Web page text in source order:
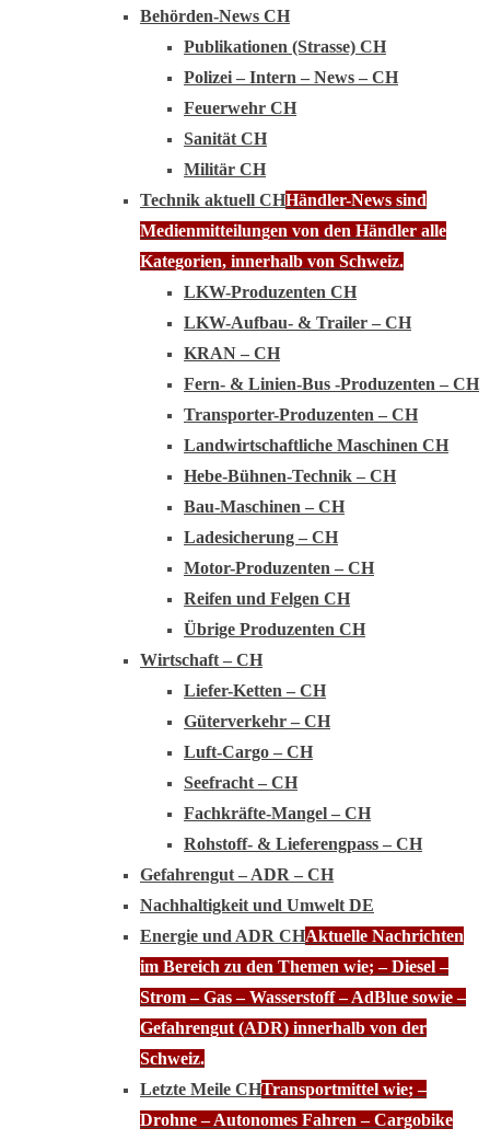
Behörden-News CH
Publikationen (Strasse) CH
Polizei – Intern – News – CH
Feuerwehr CH
Sanität CH
Militär CH
Technik aktuell CHHändler-News sind
Medienmitteilungen von den Händler alle
Kategorien, innerhalb von Schweiz.
LKW-Produzenten CH
LKW-Aufbau- & Trailer – CH
KRAN – CH
Fern- & Linien-Bus -Produzenten – CH
Transporter-Produzenten – CH
Landwirtschaftliche Maschinen CH
Hebe-Bühnen-Technik – CH
Bau-Maschinen – CH
Ladesicherung – CH
Motor-Produzenten – CH
Reifen und Felgen CH
Übrige Produzenten CH
Wirtschaft – CH
Liefer-Ketten – CH
Güterverkehr – CH
Luft-Cargo – CH
Seefracht – CH
Fachkräfte-Mangel – CH
Rohstoff- & Lieferengpass – CH
Gefahrengut – ADR – CH
Nachhaltigkeit und Umwelt DE
Energie und ADR CHAktuelle Nachrichten
im Bereich zu den Themen wie; – Diesel –
Strom – Gas – Wasserstoff – AdBlue sowie –
Gefahrengut (ADR) innerhalb von der
Schweiz.
Letzte Meile CHTransportmittel wie; –
Drohne – Autonomes Fahren – Cargobike